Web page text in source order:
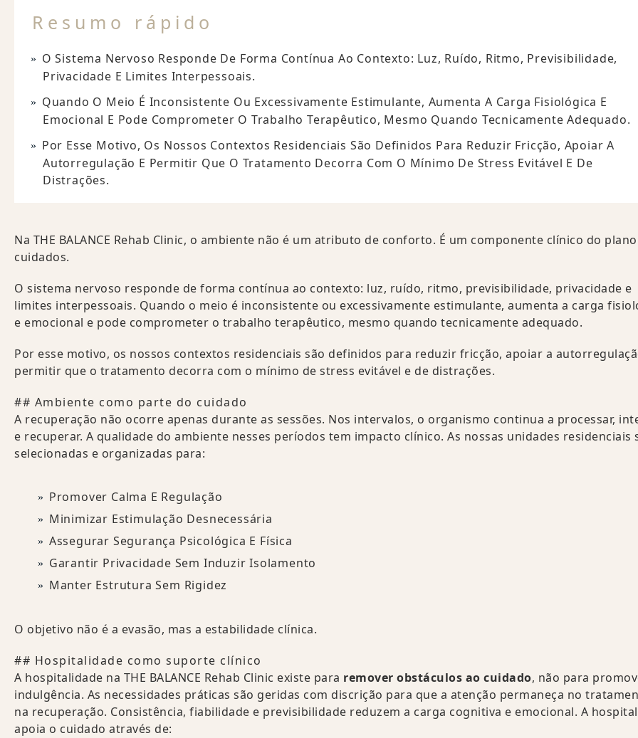
Resumo rápido
O Sistema Nervoso Responde De Forma Contínua Ao Contexto: Luz, Ruído, Ritmo, Previsibilidade,
Privacidade E Limites Interpessoais.
Quando O Meio É Inconsistente Ou Excessivamente Estimulante, Aumenta A Carga Fisiológica E
Emocional E Pode Comprometer O Trabalho Terapêutico, Mesmo Quando Tecnicamente Adequado.
Por Esse Motivo, Os Nossos Contextos Residenciais São Definidos Para Reduzir Fricção, Apoiar A
Autorregulação E Permitir Que O Tratamento Decorra Com O Mínimo De Stress Evitável E De
Distrações.
Na THE BALANCE Rehab Clinic, o ambiente não é um atributo de conforto. É um componente clínico do
cuidados.
O sistema nervoso responde de forma contínua ao contexto: luz, ruído, ritmo, previsibilidade, privacidade e
limites interpessoais. Quando o meio é inconsistente ou excessivamente estimulante, aumenta a carga
e emocional e pode comprometer o trabalho terapêutico, mesmo quando tecnicamente adequado.
Por esse motivo, os nossos contextos residenciais são definidos para reduzir fricção, apoiar a
permitir que o tratamento decorra com o mínimo de stress evitável e de distrações.
## Ambiente como parte do cuidado
A recuperação não ocorre apenas durante as sessões. Nos intervalos, o organismo continua a processar,
e recuperar. A qualidade do ambiente nesses períodos tem impacto clínico. As nossas unidades residenciais
selecionadas e organizadas para:
Promover Calma E Regulação
Minimizar Estimulação Desnecessária
Assegurar Segurança Psicológica E Física
Garantir Privacidade Sem Induzir Isolamento
Manter Estrutura Sem Rigidez
O objetivo não é a evasão, mas a estabilidade clínica.
## Hospitalidade como suporte clínico
A hospitalidade na THE BALANCE Rehab Clinic existe para remover obstáculos ao cuidado, não para
indulgência. As necessidades práticas são geridas com discrição para que a atenção permaneça no
na recuperação. Consistência, fiabilidade e previsibilidade reduzem a carga cognitiva e emocional. A
apoia o cuidado através de: